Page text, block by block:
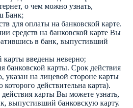
о чем можно узнать,
Банк;
для оплаты на банковской карте.
средств на банковской карте Вы
в банк, выпустивший
карты введены неверно;
банковской карты. Срок действия
указан на лицевой стороне карты
которого действительна карта).
карты Вы можете узнать,
выпустивший банковскую карту.